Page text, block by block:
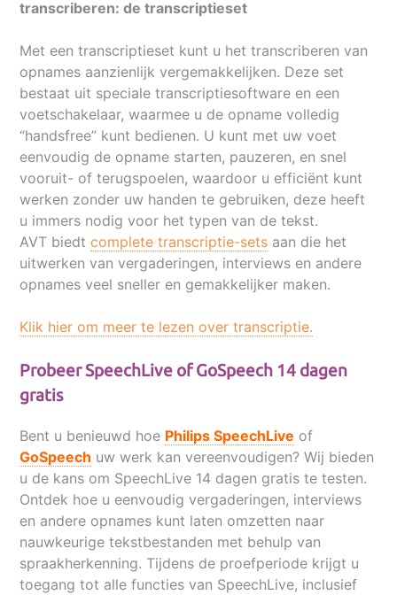
transcriberen: de transcriptieset
Met een transcriptieset kunt u het transcriberen van
opnames aanzienlijk vergemakkelijken. Deze set
bestaat uit speciale transcriptiesoftware en een
voetschakelaar, waarmee u de opname volledig
“handsfree” kunt bedienen. U kunt met uw voet
eenvoudig de opname starten, pauzeren, en snel
vooruit- of terugspoelen, waardoor u efficiënt kunt
werken zonder uw handen te gebruiken, deze heeft
u immers nodig voor het typen van de tekst.
AVT biedtcomplete transcriptie-sets aan die het
uitwerken van vergaderingen, interviews en andere
opnames veel sneller en gemakkelijker maken.
Klik hier om meer te lezen over transcriptie.
Probeer SpeechLive of GoSpeech 14 dagen
gratis
Bent u benieuwd hoe Philips SpeechLive of
GoSpeech uw werk kan vereenvoudigen? Wij bieden
u de kans om SpeechLive 14 dagen gratis te testen.
Ontdek hoe u eenvoudig vergaderingen, interviews
en andere opnames kunt laten omzetten naar
nauwkeurige tekstbestanden met behulp van
spraakherkenning. Tijdens de proefperiode krijgt u
toegang tot alle functies van SpeechLive, inclusief